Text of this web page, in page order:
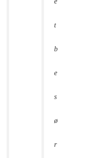
t
b
e
s
ø
r